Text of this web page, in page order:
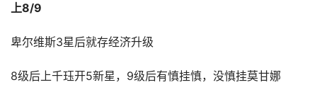
上8/9
卑尔维斯3星后就存经济升级
8级后上千珏开5新星，9级后有慎挂慎，没慎挂莫甘娜